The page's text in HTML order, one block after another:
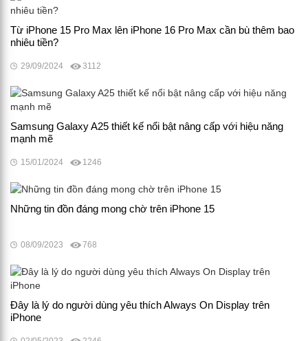
Từ iPhone 15 Pro Max lên iPhone 16 Pro Max cần bù thêm bao
nhiêu tiền?
29/09/2024 3112
Samsung Galaxy A25 thiết kế nổi bật nâng cấp với hiệu năng
mạnh mẽ
15/01/2024 1246
Những tin đồn đáng mong chờ trên iPhone 15
08/09/2023 768
Đây là lý do người dùng yêu thích Always On Display trên
iPhone